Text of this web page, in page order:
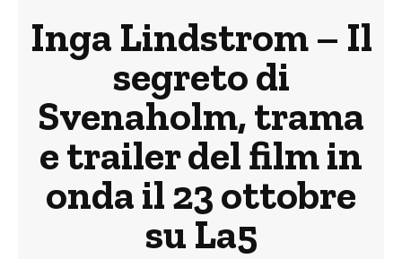
Inga Lindstrom – Il
segreto di
Svenaholm, trama
e trailer del film in
onda il 23 ottobre
su La5